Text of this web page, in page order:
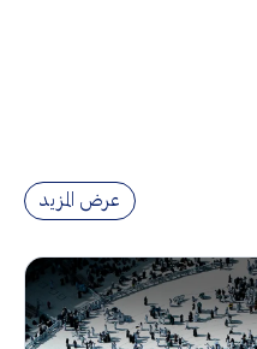
عرض المزيد